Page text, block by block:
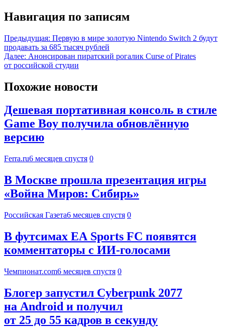
Навигация по записям
Предыдущая: Первую в мире золотую Nintendo Switch 2 будут
продавать за 685 тысяч рублей
Далее: Анонсирован пиратский рогалик Curse of Pirates
от российской студии
Похожие новости
Дешевая портативная консоль в стиле
Game Boy получила обновлённую
версию
Ferra.ru6 месяцев спустя 0
В Москве прошла презентация игры
«Война Миров: Сибирь»
Российская Газета6 месяцев спустя 0
В футсимах EA Sports FC появятся
комментаторы с ИИ-голосами
Чемпионат.com6 месяцев спустя 0
Блогер запустил Cyberpunk 2077
на Android и получил
от 25 до 55 кадров в секунду